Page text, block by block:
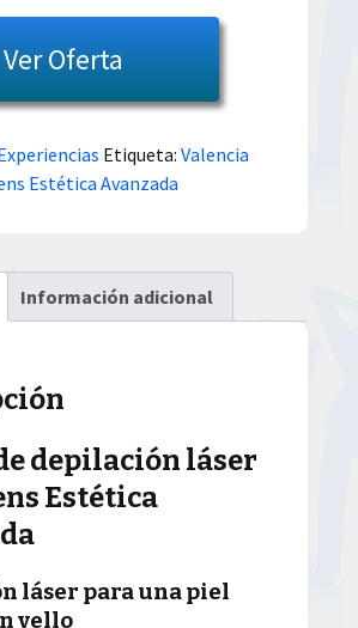
era:
15.00€.
es:
9.99€.
Ver Oferta
Etiqueta:Valencia
Estética Avanzada
Información adicional
depilación láser
Estética
láser para una piel
vello